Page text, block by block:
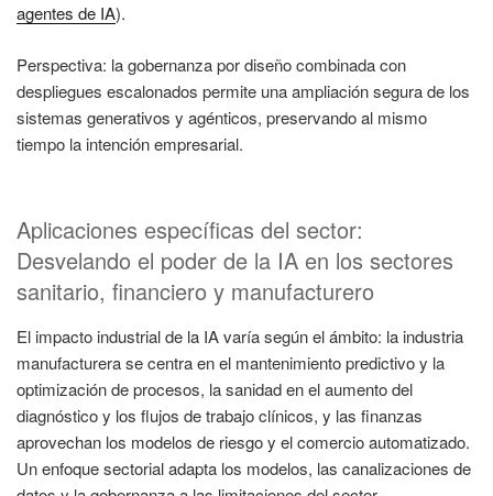
agentes de IA).
Perspectiva: la gobernanza por diseño combinada con
despliegues escalonados permite una ampliación segura de los
sistemas generativos y agénticos, preservando al mismo
tiempo la intención empresarial.
Aplicaciones específicas del sector:
Desvelando el poder de la IA en los sectores
sanitario, financiero y manufacturero
El impacto industrial de la IA varía según el ámbito: la industria
manufacturera se centra en el mantenimiento predictivo y la
optimización de procesos, la sanidad en el aumento del
diagnóstico y los flujos de trabajo clínicos, y las finanzas
aprovechan los modelos de riesgo y el comercio automatizado.
Un enfoque sectorial adapta los modelos, las canalizaciones de